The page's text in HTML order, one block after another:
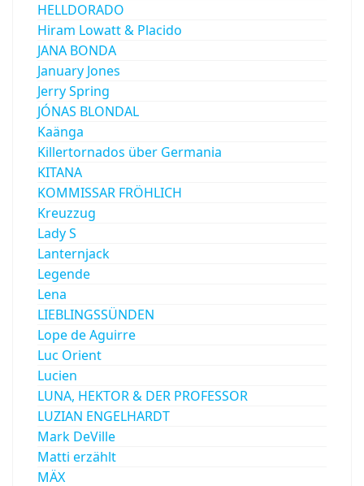
HELLDORADO
Hiram Lowatt & Placido
JANA BONDA
January Jones
Jerry Spring
JÓNAS BLONDAL
Kaänga
Killertornados über Germania
KITANA
KOMMISSAR FRÖHLICH
Kreuzzug
Lady S
Lanternjack
Legende
Lena
LIEBLINGSSÜNDEN
Lope de Aguirre
Luc Orient
Lucien
LUNA, HEKTOR & DER PROFESSOR
LUZIAN ENGELHARDT
Mark DeVille
Matti erzählt
MÄX